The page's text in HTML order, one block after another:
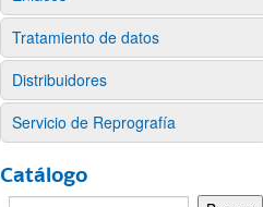
Tratamiento de datos
Distribuidores
Servicio de Reprografía
Catálogo